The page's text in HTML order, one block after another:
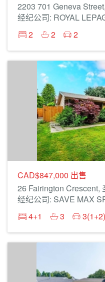
2203 701 Geneva
经纪公司: ROYAL
2
2 2
CAD$847,000 出售
26 Fairington Crescent,
经纪公司: SAVE MAX
4+1
3 3(1+2)